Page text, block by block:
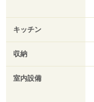
キッチン
収納
室内設備